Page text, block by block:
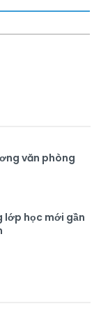
văn phòng
lớp học mới gần